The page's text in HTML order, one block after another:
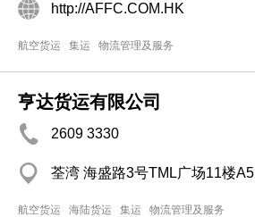
http://AFFC.COM.HK
航空货运 集运 物流管理及服务
亨达货运有限公司
2609 3330
荃湾 海盛路3号TML广场11楼A5
航空货运 海陆货运 集运 物流管理及服务